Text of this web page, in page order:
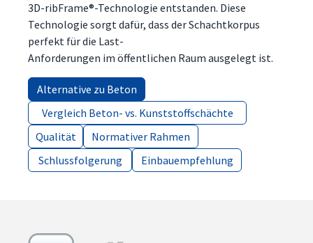
3D-ribFrame®-Technologie entstanden. Diese
Technologie sorgt dafür, dass der Schachtkorpus
perfekt für die Last-
Anforderungen im öffentlichen Raum ausgelegt ist.
Alternative zu Beton
Alternative zu Beton
Vergleich Beton- vs. Kunststoffschächte
Vergleich Beton- vs. Kunststoffschächte
Qualität
Qualität Normativer Rahmen
Normativer Rahmen
Schlussfolgerung
Schlussfolgerung Einbauempfehlung
Einbauempfehlung